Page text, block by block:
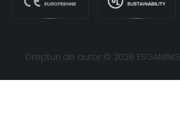
Drepturi de autor © 2026 ESGAMING |